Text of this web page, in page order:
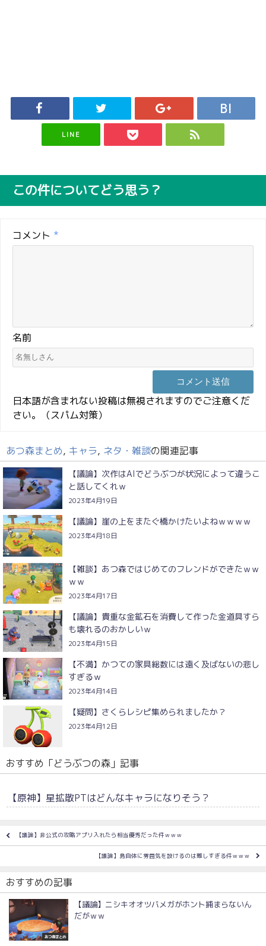
LINE
この件についてどう思う？
コメント *
名前
日本語が含まれない投稿は無視されますのでご注意くだ
さい。（スパム対策）
あつ森まとめ, キャラ, ネタ・雑談の関連記事
【議論】次作はAIでどうぶつが状況によって違うこ
と話してくれｗ
2023年4月19日
【議論】崖の上をまたぐ橋かけたいよねｗｗｗｗ
2023年4月18日
【雑談】あつ森ではじめてのフレンドができたｗｗ
ｗｗ
2023年4月17日
【議論】貴重な金鉱石を消費して作った金道具すら
も壊れるのおかしいｗ
2023年4月15日
【不満】かつての家具総数には遠く及ばないの悲し
すぎるｗ
2023年4月14日
【疑問】さくらレシピ集められましたか？
2023年4月12日
おすすめ「どうぶつの森」記事
【原神】星拡散PTはどんなキャラになりそう？
【議論】非公式の攻略アプリ入れたら相当優秀だった件ｗｗｗ
【議論】島自体に雰囲気を設けるのは難しすぎる件ｗｗｗ
おすすめの記事
あつ森まとめ
【議論】ニシキオオツバメガがホント捕まらないん
だがｗｗ